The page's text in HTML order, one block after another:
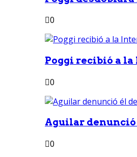
0
Poggi recibió a
0
Aguilar denunció
0